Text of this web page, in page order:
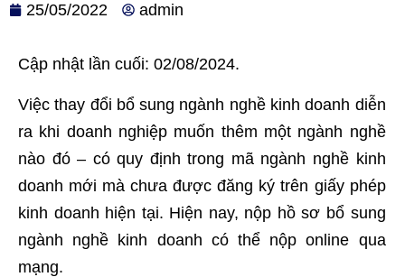
25/05/2022 admin
Cập nhật lần cuối: 02/08/2024.
Việc thay đổi bổ sung ngành nghề kinh doanh diễn
ra khi doanh nghiệp muốn thêm một ngành nghề
nào đó – có quy định trong mã ngành nghề kinh
doanh mới mà chưa được đăng ký trên giấy phép
kinh doanh hiện tại. Hiện nay, nộp hồ sơ bổ sung
ngành nghề kinh doanh có thể nộp online qua
mạng.